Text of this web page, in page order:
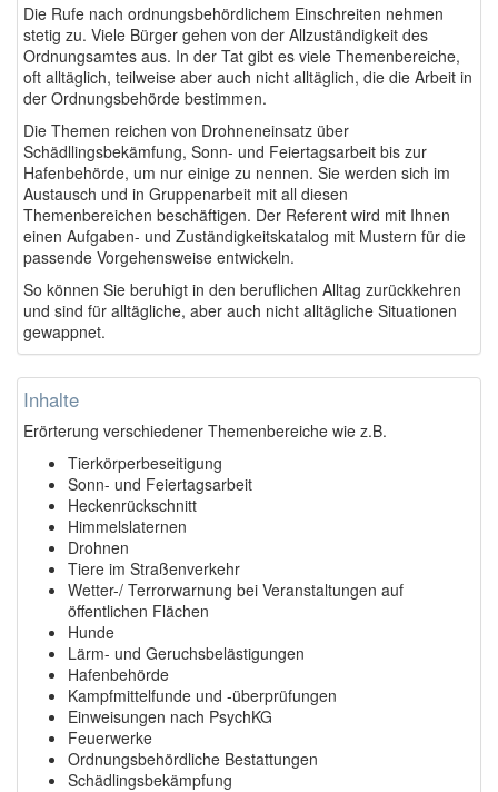
Die Rufe nach ordnungsbehördlichem Einschreiten nehmen
stetig zu. Viele Bürger gehen von der Allzuständigkeit des
Ordnungsamtes aus. In der Tat gibt es viele Themenbereiche,
oft alltäglich, teilweise aber auch nicht alltäglich, die die Arbeit in
der Ordnungsbehörde bestimmen.
Die Themen reichen von Drohneneinsatz über
Schädllingsbekämfung, Sonn- und Feiertagsarbeit bis zur
Hafenbehörde, um nur einige zu nennen. Sie werden sich im
Austausch und in Gruppenarbeit mit all diesen
Themenbereichen beschäftigen. Der Referent wird mit Ihnen
einen Aufgaben- und Zuständigkeitskatalog mit Mustern für die
passende Vorgehensweise entwickeln.
So können Sie beruhigt in den beruflichen Alltag zurückkehren
und sind für alltägliche, aber auch nicht alltägliche Situationen
gewappnet.
Inhalte
Erörterung verschiedener Themenbereiche wie z.B.
Tierkörperbeseitigung
Sonn- und Feiertagsarbeit
Heckenrückschnitt
Himmelslaternen
Drohnen
Tiere im Straßenverkehr
Wetter-/ Terrorwarnung bei Veranstaltungen auf
öffentlichen Flächen
Hunde
Lärm- und Geruchsbelästigungen
Hafenbehörde
Kampfmittelfunde und -überprüfungen
Einweisungen nach PsychKG
Feuerwerke
Ordnungsbehördliche Bestattungen
Schädlingsbekämpfung